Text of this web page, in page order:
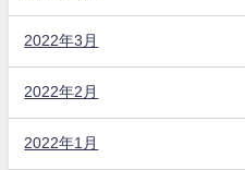
2022年3月
2022年2月
2022年1月